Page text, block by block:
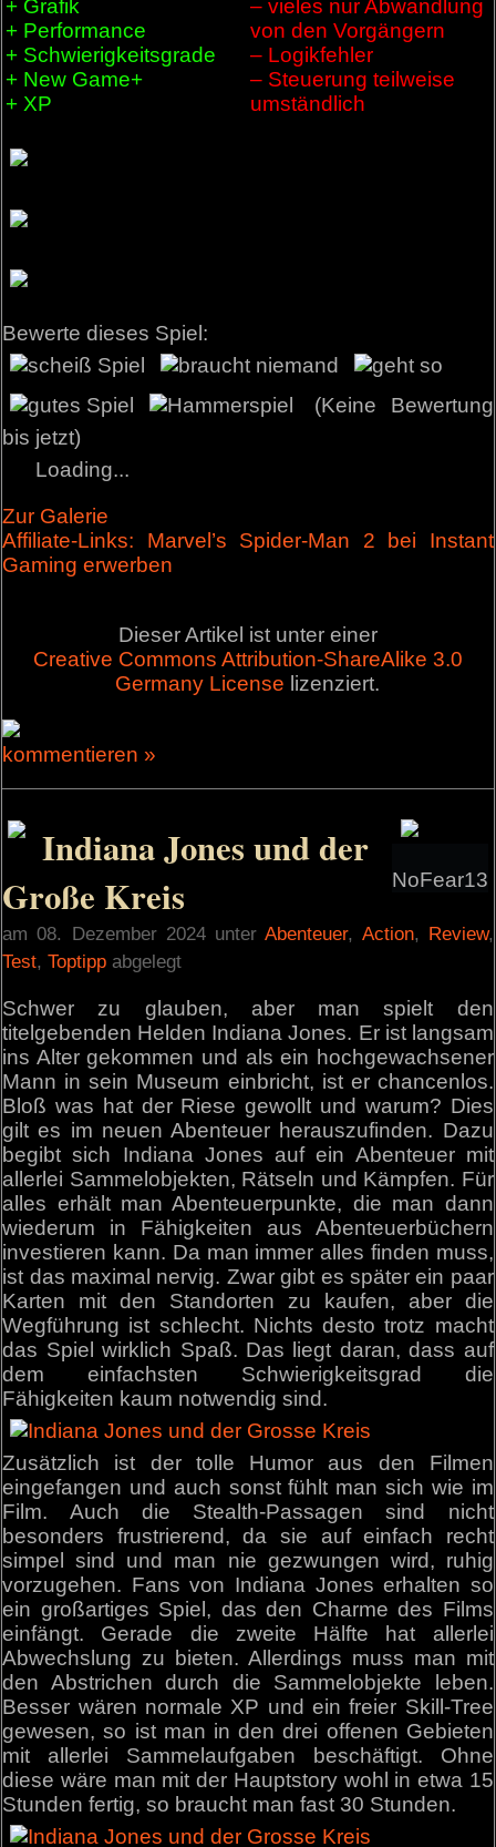
+ Grafik
+ Performance
+ Schwierigkeitsgrade
+ New Game+
+ XP
– vieles nur Abwandlung
von den Vorgängern
– Logikfehler
– Steuerung teilweise
umständlich
Bewerte dieses Spiel:
(Keine Bewertung
bis jetzt)
Loading...
Zur Galerie
Affiliate-Links: Marvel’s Spider-Man 2 bei Instant
Gaming erwerben
Dieser Artikel ist unter einer
Creative Commons Attribution-ShareAlike 3.0
Germany License lizenziert.
kommentieren »
NoFear13
Indiana Jones und der
Große Kreis
am 08. Dezember 2024 unterAbenteuer, Action, Review,
Test,Toptipp abgelegt
Schwer zu glauben, aber man spielt den
titelgebenden Helden Indiana Jones. Er ist langsam
ins Alter gekommen und als ein hochgewachsener
Mann in sein Museum einbricht, ist er chancenlos.
Bloß was hat der Riese gewollt und warum? Dies
gilt es im neuen Abenteuer herauszufinden. Dazu
begibt sich Indiana Jones auf ein Abenteuer mit
allerlei Sammelobjekten, Rätseln und Kämpfen. Für
alles erhält man Abenteuerpunkte, die man dann
wiederum in Fähigkeiten aus Abenteuerbüchern
investieren kann. Da man immer alles finden muss,
ist das maximal nervig. Zwar gibt es später ein paar
Karten mit den Standorten zu kaufen, aber die
Wegführung ist schlecht. Nichts desto trotz macht
das Spiel wirklich Spaß. Das liegt daran, dass auf
dem einfachsten Schwierigkeitsgrad die
Fähigkeiten kaum notwendig sind.
Zusätzlich ist der tolle Humor aus den Filmen
eingefangen und auch sonst fühlt man sich wie im
Film. Auch die Stealth-Passagen sind nicht
besonders frustrierend, da sie auf einfach recht
simpel sind und man nie gezwungen wird, ruhig
vorzugehen. Fans von Indiana Jones erhalten so
ein großartiges Spiel, das den Charme des Films
einfängt. Gerade die zweite Hälfte hat allerlei
Abwechslung zu bieten. Allerdings muss man mit
den Abstrichen durch die Sammelobjekte leben.
Besser wären normale XP und ein freier Skill-Tree
gewesen, so ist man in den drei offenen Gebieten
mit allerlei Sammelaufgaben beschäftigt. Ohne
diese wäre man mit der Hauptstory wohl in etwa 15
Stunden fertig, so braucht man fast 30 Stunden.